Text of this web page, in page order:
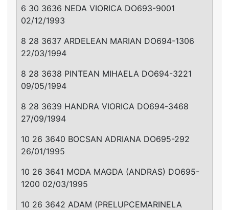
6 30 3636 NEDA VIORICA DO693-9001
02/12/1993
8 28 3637 ARDELEAN MARIAN DO694-1306
22/03/1994
8 28 3638 PINTEAN MIHAELA DO694-3221
09/05/1994
8 28 3639 HANDRA VIORICA DO694-3468
27/09/1994
10 26 3640 BOCSAN ADRIANA DO695-292
26/01/1995
10 26 3641 MODA MAGDA (ANDRAS) DO695-
1200 02/03/1995
10 26 3642 ADAM (PRELUPCEMARINELA